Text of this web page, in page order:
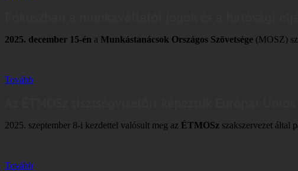
2025. december 15-én a Munkástanácsok Országos Szövetsége (MOSZ)
Tovább
2025. szeptember 8-i kezdettel valósult meg az ÉTMOSz szakszervezet által
Tovább